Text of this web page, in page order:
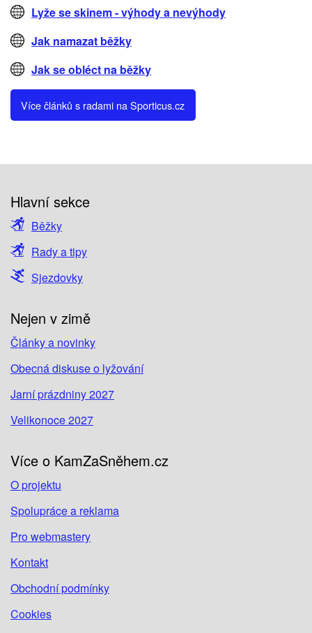
Lyže se skinem - výhody a nevýhody
Jak namazat běžky
Jak se obléct na běžky
Více článků s radami na Sporticus.cz
Hlavní sekce
Běžky
Rady a tipy
Sjezdovky
Nejen v zimě
Články a novinky
Obecná diskuse o lyžování
Jarní prázdniny 2027
Velikonoce 2027
Více o KamZaSněhem.cz
O projektu
Spolupráce a reklama
Pro webmastery
Kontakt
Obchodní podmínky
Cookies